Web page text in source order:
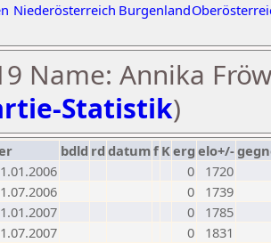
Niederösterreich Burgenland
Name: Annika
Statistik)
bdld rd datumf Kerg elo+/-
0
1720
0
1739
0
1785
0
1831